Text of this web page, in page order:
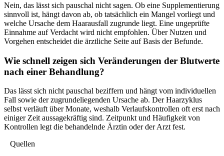
Nein, das lässt sich pauschal nicht sagen. Ob eine Supplementierung
sinnvoll ist, hängt davon ab, ob tatsächlich ein Mangel vorliegt und
welche Ursache dem Haarausfall zugrunde liegt. Eine ungeprüfte
Einnahme auf Verdacht wird nicht empfohlen. Über Nutzen und
Vorgehen entscheidet die ärztliche Seite auf Basis der Befunde.
Wie schnell zeigen sich Veränderungen der Blutwerte
nach einer Behandlung?
Das lässt sich nicht pauschal beziffern und hängt vom individuellen
Fall sowie der zugrundeliegenden Ursache ab. Der Haarzyklus
selbst verläuft über Monate, weshalb Verlaufskontrollen oft erst nach
einiger Zeit aussagekräftig sind. Zeitpunkt und Häufigkeit von
Kontrollen legt die behandelnde Ärztin oder der Arzt fest.
Quellen